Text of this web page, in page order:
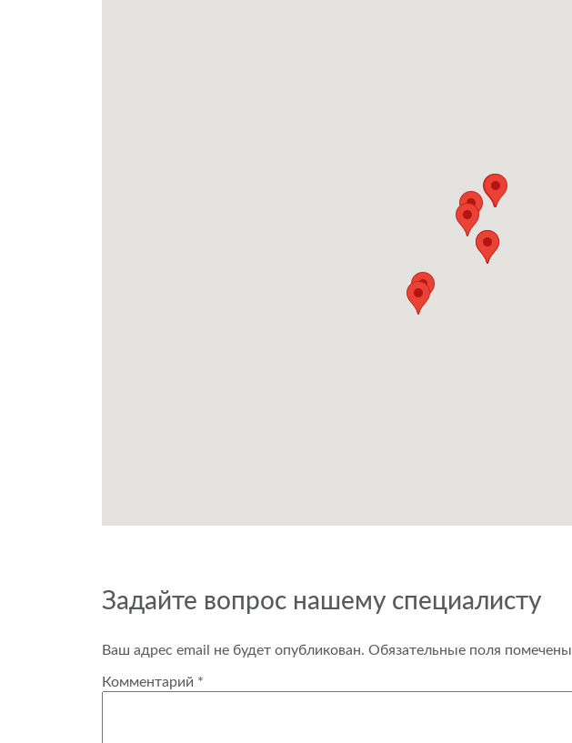
Задайте вопрос нашему специалисту
Ваш адрес email не будет опубликован. Обязательные поля помечены
Комментарий *